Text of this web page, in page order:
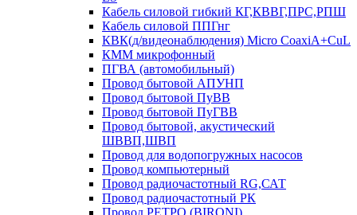
Кабель силовой гибкий КГ,КВВГ,ПРС,РПШ
Кабель силовой ППГнг
КВК(д/видеонаблюдения) Micro CoaxiA+CuL
КММ микрофонный
ПГВА (автомобильный)
Провод бытовой АПУНП
Провод бытовой ПуВВ
Провод бытовой ПуГВВ
Провод бытовой, акустический
ШВВП,ШВП
Провод для водопогружных насосов
Провод компьютерный
Провод радиочастотный RG,САТ
Провод радиочастотный РК